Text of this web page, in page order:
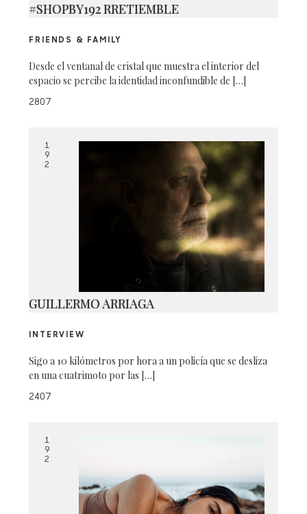
3
#SHOPBY192 RRETIEMBLE
FRIENDS & FAMILY
Desde el ventanal de cristal que muestra el interior del
espacio se percibe la identidad inconfundible de […]
2807
1
9
2
GUILLERMO ARRIAGA
INTERVIEW
Sigo a 10 kilómetros por hora a un policía que se desliza
en una cuatrimoto por las […]
2407
1
9
2